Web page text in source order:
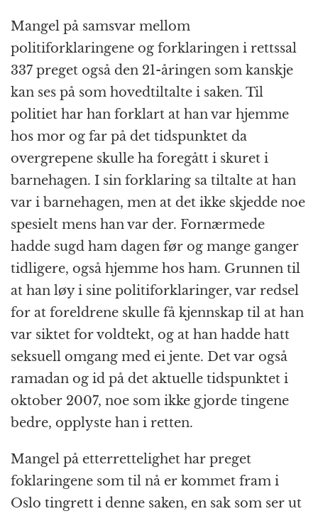
Mangel på samsvar mellom
politiforklaringene og forklaringen i rettssal
337 preget også den 21-åringen som kanskje
kan ses på som hovedtiltalte i saken. Til
politiet har han forklart at han var hjemme
hos mor og far på det tidspunktet da
overgrepene skulle ha foregått i skuret i
barnehagen. I sin forklaring sa tiltalte at han
var i barnehagen, men at det ikke skjedde noe
spesielt mens han var der. Fornærmede
hadde sugd ham dagen før og mange ganger
tidligere, også hjemme hos ham. Grunnen til
at han løy i sine politiforklaringer, var redsel
for at foreldrene skulle få kjennskap til at han
var siktet for voldtekt, og at han hadde hatt
seksuell omgang med ei jente. Det var også
ramadan og id på det aktuelle tidspunktet i
oktober 2007, noe som ikke gjorde tingene
bedre, opplyste han i retten.
Mangel på etterrettelighet har preget
foklaringene som til nå er kommet fram i
Oslo tingrett i denne saken, en sak som ser ut